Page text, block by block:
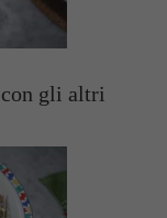
gli altri